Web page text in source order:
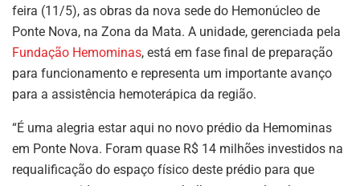
feira (11/5), as obras da nova sede do Hemonúcleo de
Ponte Nova, na Zona da Mata. A unidade, gerenciada pela
Fundação Hemominas, está em fase final de preparação
para funcionamento e representa um importante avanço
para a assistência hemoterápica da região.
“É uma alegria estar aqui no novo prédio da Hemominas
em Ponte Nova. Foram quase R$ 14 milhões investidos na
requalificação do espaço físico deste prédio para que